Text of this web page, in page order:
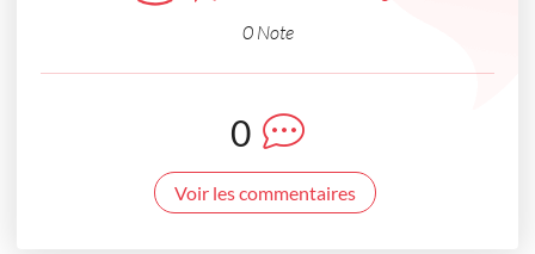
0 Note
0
Voir les commentaires